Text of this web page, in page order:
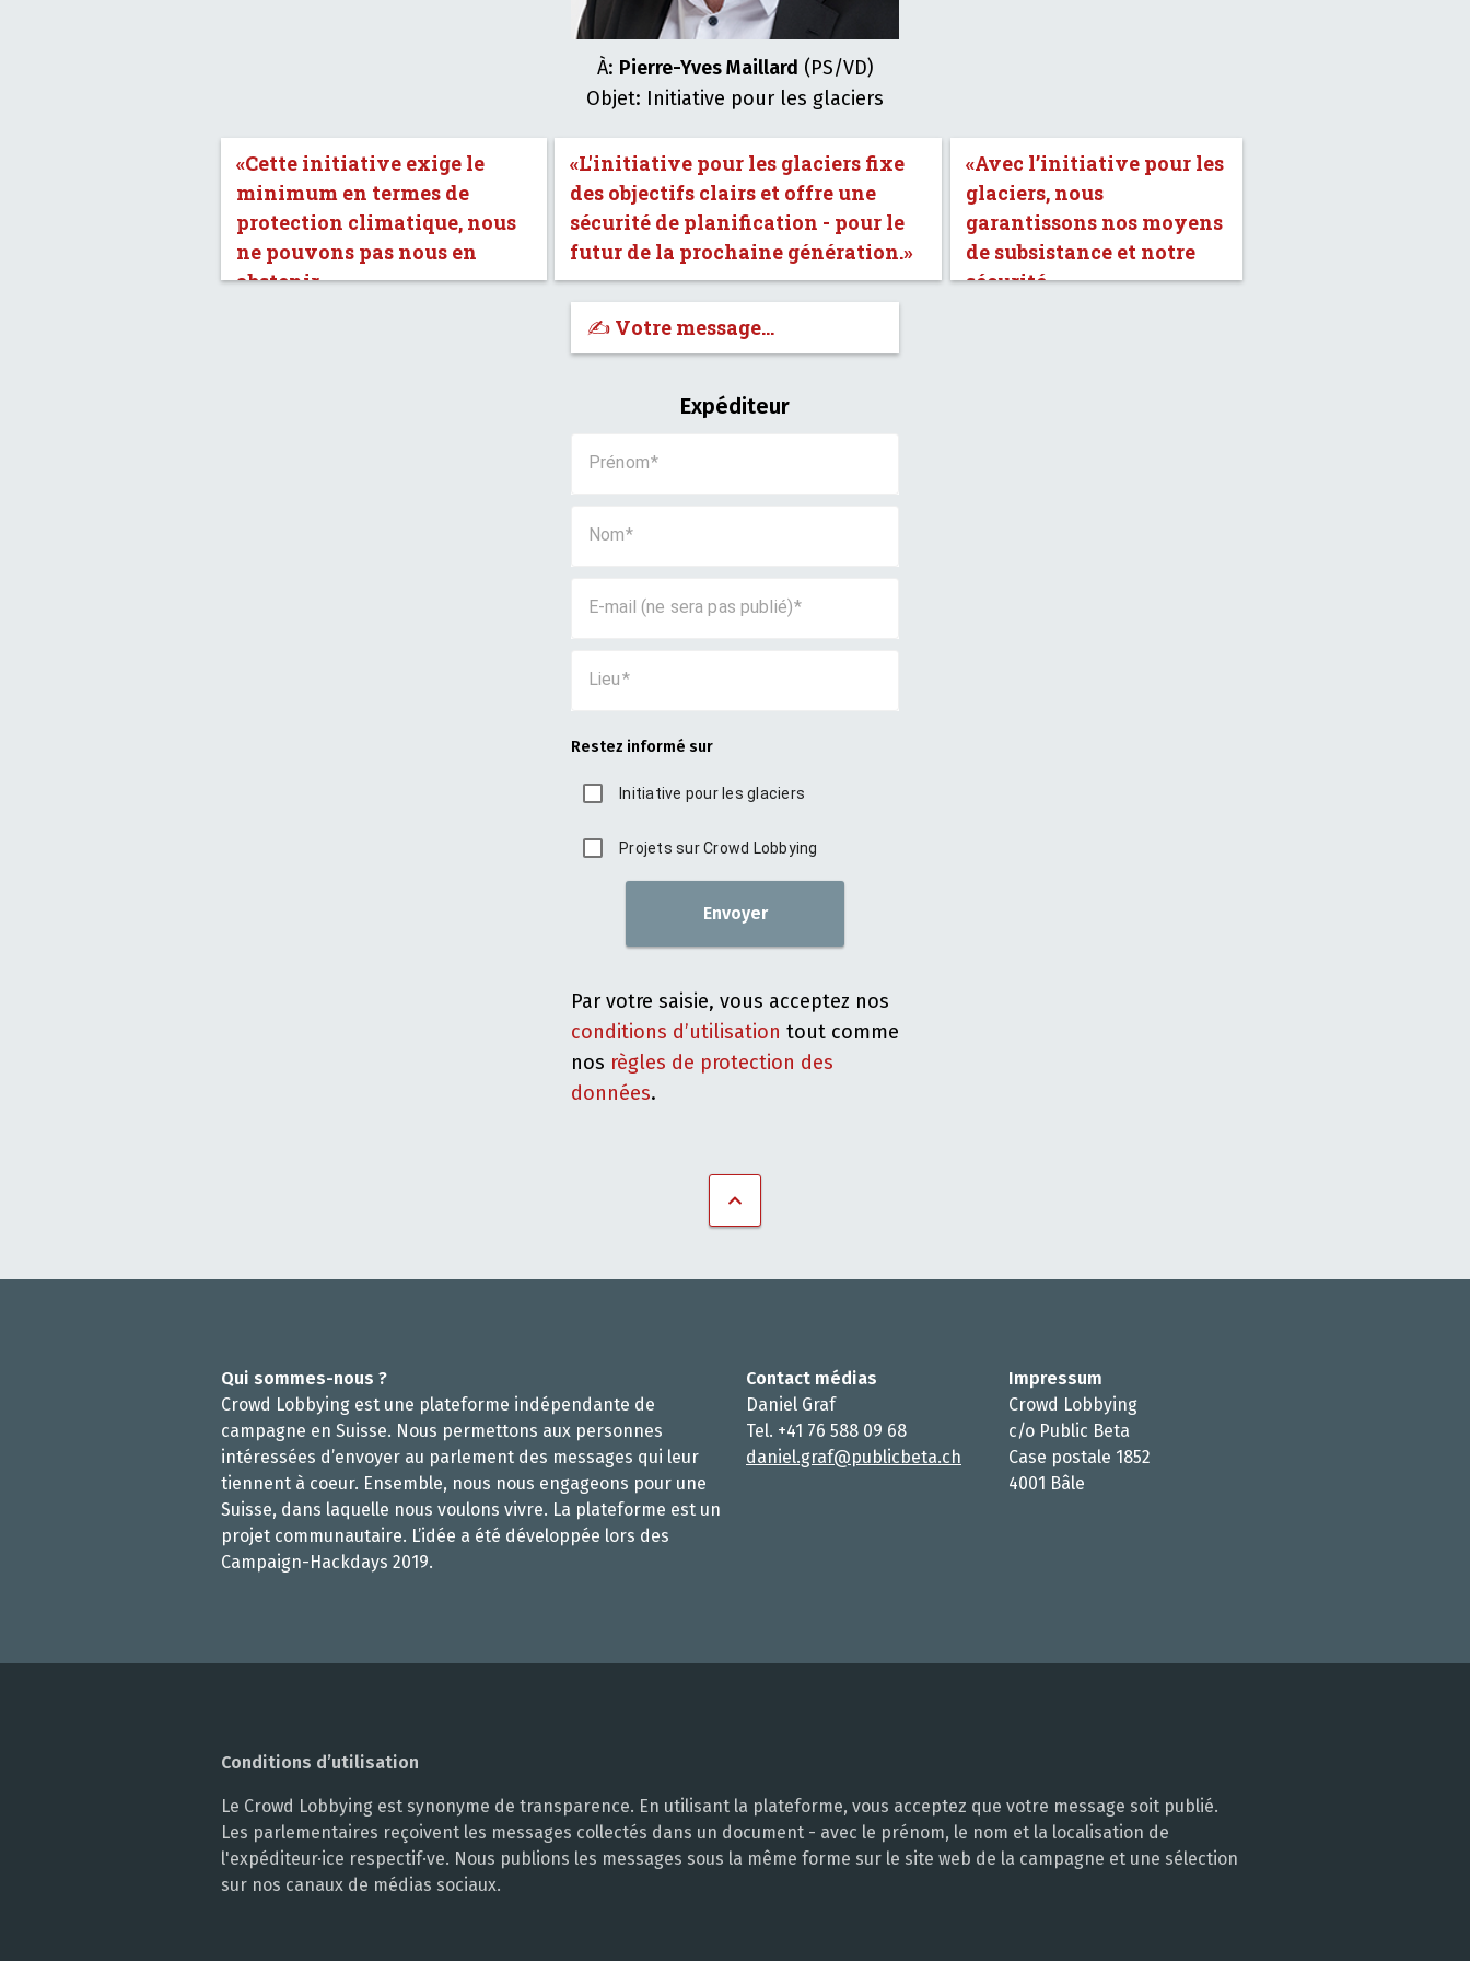
À: Pierre-Yves Maillard (PS/VD)
Objet: Initiative pour les glaciers
«Cette initiative exige le
minimum en termes de
protection climatique, nous
ne pouvons pas nous en
abstenir.»
«L'initiative pour les glaciers fixe
des objectifs clairs et offre une
sécurité de planification - pour le
futur de la prochaine génération.»
«Avec l’initiative pour les
glaciers, nous
garantissons nos moyens
de subsistance et notre
sécurité.»
✍️ Votre message…
Expéditeur
Prénom
Nom
E-mail (ne sera pas publié)
Lieu
Restez informé sur
Initiative pour les glaciers
Projets sur Crowd Lobbying
Envoyer
Par votre saisie, vous acceptez nos
conditions d’utilisation tout comme
nos règles de protection des
données.
Qui sommes-nous ?
Crowd Lobbying est une plateforme indépendante de
campagne en Suisse. Nous permettons aux personnes
intéressées d’envoyer au parlement des messages qui leur
tiennent à coeur. Ensemble, nous nous engageons pour une
Suisse, dans laquelle nous voulons vivre. La plateforme est un
projet communautaire. L’idée a été développée lors des
Campaign-Hackdays 2019.
Contact médias
Daniel Graf
Tel. +41 76 588 09 68
daniel.graf@publicbeta.ch
Impressum
Crowd Lobbying
c/o Public Beta
Case postale 1852
4001 Bâle
Conditions d’utilisation
Le Crowd Lobbying est synonyme de transparence. En utilisant la plateforme, vous acceptez que votre message soit publié.
Les parlementaires reçoivent les messages collectés dans un document - avec le prénom, le nom et la localisation de
l'expéditeur·ice respectif·ve. Nous publions les messages sous la même forme sur le site web de la campagne et une sélection
sur nos canaux de médias sociaux.